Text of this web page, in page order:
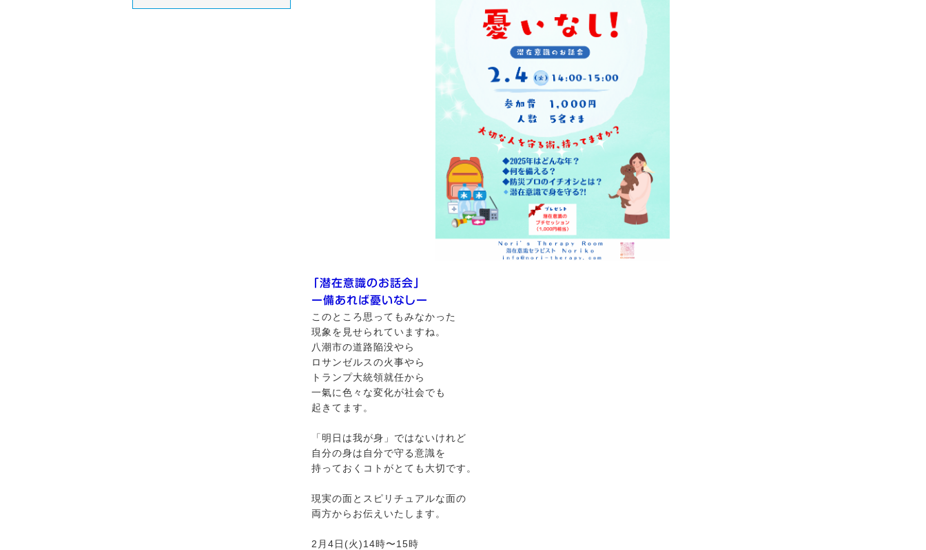
「潜在意識のお話会」
ー備あれば憂いなしー
このところ思ってもみなかった
現象を見せられていますね。
八潮市の道路陥没やら
ロサンゼルスの火事やら
トランプ大統領就任から
一氣に色々な変化が社会でも
起きてます。
「明日は我が身」ではないけれど
自分の身は自分で守る意識を
持っておくコトがとても大切です。
現実の面とスピリチュアルな面の
両方からお伝えいたします。
2月4日(火)14時〜15時